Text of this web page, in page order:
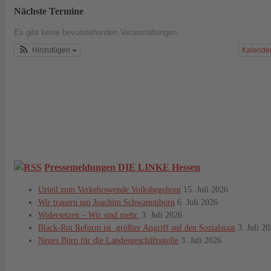
Nächste Termine
Es gibt keine bevorstehenden Veranstaltungen.
Hinzufügen
Pressemeldungen DIE LINKE Hessen
Urteil zum Verkehrswende Volksbegehren 15. Juli 2026
Wir trauern um Joachim Schwammborn 6. Juli 2026
Widersetzen – Wir sind mehr. 3. Juli 2026
Black-Rot Reform ist größter Angriff auf den Sozialstaat 3. Juli
Neues Büro für die Landesgeschäftsstelle 3. Juli 2026